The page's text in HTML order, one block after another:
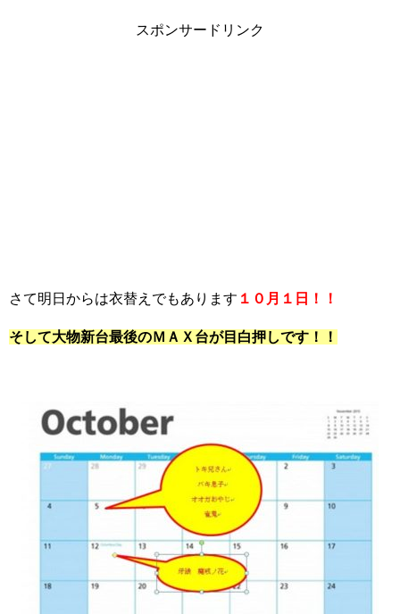
スポンサードリンク
さて明日からは衣替えでもあります １０月１日！！
そして大物新台最後のＭＡＸ台が目白押しです！！